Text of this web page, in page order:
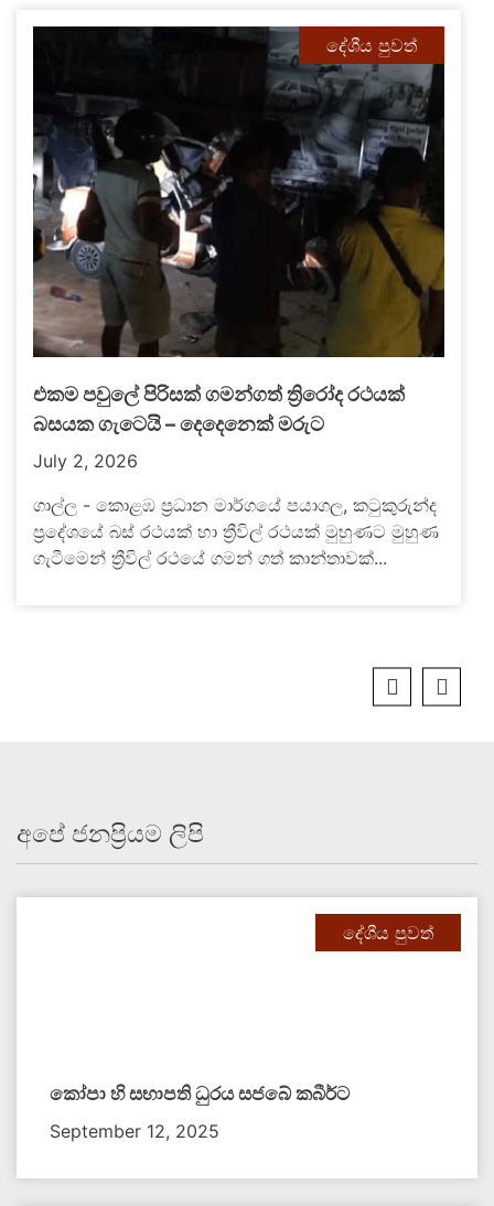
දේශීය පුවත්
එකම පවුලේ පිරිසක් ගමන්ගත් ත්‍රිරෝද රථයක්
බසයක ගැටෙයි – දෙදෙනෙක් මරුට
July 2, 2026
ගාල්ල - කොළඹ ප්‍රධාන මාර්ගයේ පයාගල, කටුකුරුන්ද
ප්‍රදේශයේ බස් රථයක් හා ත්‍රීවිල් රථයක් මුහුණට මුහුණ
ගැටීමෙන් ත්‍රීවිල් රථයේ ගමන් ගත් කාන්තාවක්...
අපේ ජනප්‍රියම ලිපි
දේශීය පුවත්
කෝපා හි සභාපති ධුරය සජබේ කබීර්ට
September 12, 2025